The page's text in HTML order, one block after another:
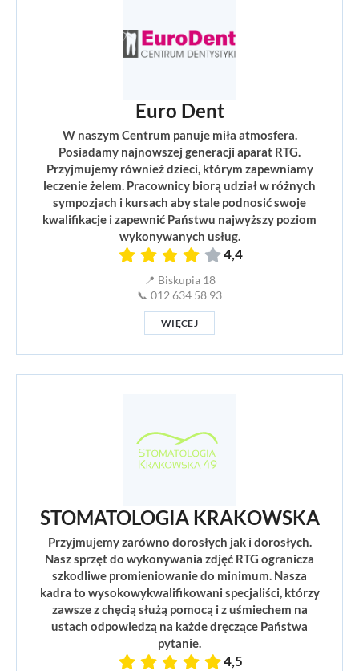
Euro Dent
W naszym Centrum panuje miła atmosfera.
Posiadamy najnowszej generacji aparat RTG.
Przyjmujemy również dzieci, którym zapewniamy
leczenie żelem. Pracownicy biorą udział w różnych
sympozjach i kursach aby stale podnosić swoje
kwalifikacje i zapewnić Państwu najwyższy poziom
wykonywanych usług.
4,4
📍 Biskupia 18
📞 012 634 58 93
WIĘCEJ
STOMATOLOGIA KRAKOWSKA
Przyjmujemy zarówno dorosłych jak i dorosłych.
Nasz sprzęt do wykonywania zdjęć RTG ogranicza
szkodliwe promieniowanie do minimum. Nasza
kadra to wysokowykwalifikowani specjaliści, którzy
zawsze z chęcią służą pomocą i z uśmiechem na
ustach odpowiedzą na każde dręczące Państwa
pytanie.
4,5